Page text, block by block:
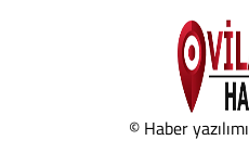
© Haber yazılımı